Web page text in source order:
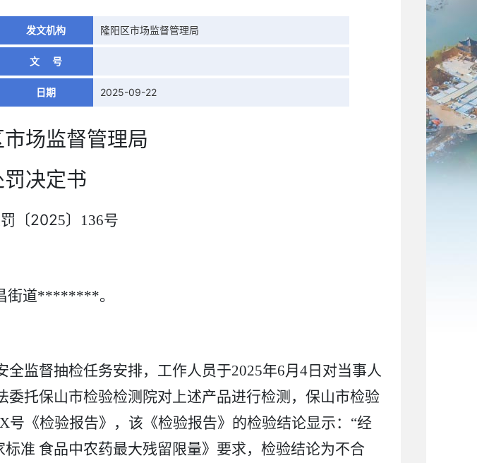
发文机构 隆阳区市场监督管理局
文 号
日期 2025-09-22
市场监督管理局
决定书
〔2025〕 136号
街道********。
全监督抽检任务安排，工作人员于2025年6月 4 日对当事人
委托保山市检验检测院对上述产品进行检测，保山市检验
号《检验报告》，该《检验报告》的检验结论显示：“经
标准 食品中农药最大残留限量》要求，检验结论为不合